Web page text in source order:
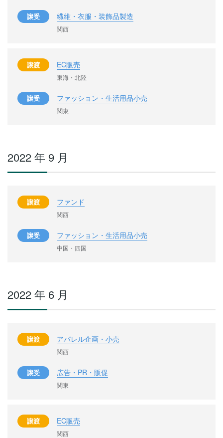
譲受 繊維・衣服・装飾品製造
関西
譲渡 EC販売
東海・北陸
譲受 ファッション・生活用品小売
関東
2022 年 9 月
譲渡 ファンド
関西
譲受 ファッション・生活用品小売
中国・四国
2022 年 6 月
譲渡 アパレル企画・小売
関西
譲受 広告・PR・販促
関東
譲渡 EC販売
関西